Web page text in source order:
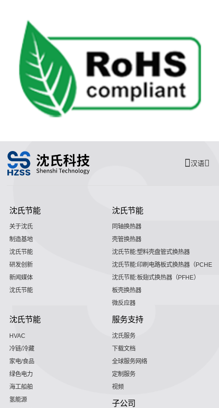
汉语
沈氏节能
关于沈氏
制造基地
沈氏节能
研发创新
新闻媒体
沈氏节能
沈氏节能
同轴换热器
壳管换热器
沈氏节能:塑料壳盘管式换热器
沈氏节能:印刷电路板式换热器（PCHE）
沈氏节能:板翅式换热器（PFHE）
板壳换热器
微反应器
沈氏节能
HVAC
冷链/冷藏
家电/食品
绿色电力
海工船舶
氢能源
服务支持
沈氏服务
下载文档
全球服务网络
定制服务
视频
子公司